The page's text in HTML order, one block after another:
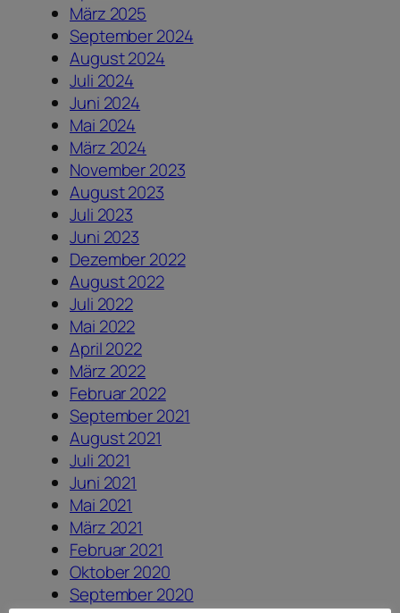
März 2025
September 2024
August 2024
Juli 2024
Juni 2024
Mai 2024
März 2024
November 2023
August 2023
Juli 2023
Juni 2023
Dezember 2022
August 2022
Juli 2022
Mai 2022
April 2022
März 2022
Februar 2022
September 2021
August 2021
Juli 2021
Juni 2021
Mai 2021
März 2021
Februar 2021
Oktober 2020
September 2020